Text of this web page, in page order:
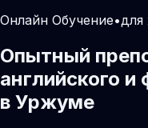
Онлайн Обучение•для
Опытный
английского и
в Уржуме